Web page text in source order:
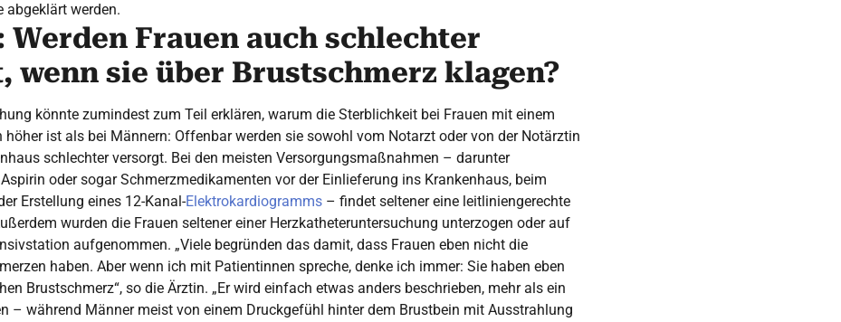
abgeklärt werden.
Werden Frauen auch schlechter
wenn sie über Brustschmerz klagen?
könnte zumindest zum Teil erklären, warum die Sterblichkeit bei Frauen mit einem
ist als bei Männern: Offenbar werden sie sowohl vom Notarzt oder von der Notärztin
schlechter versorgt. Bei den meisten Versorgungsmaßnahmen – darunter
oder sogar Schmerzmedikamenten vor der Einlieferung ins Krankenhaus, beim
Erstellung eines 12-Kanal-Elektrokardiogramms – findet seltener eine leitliniengerechte
wurden die Frauen seltener einer Herzkatheteruntersuchung unterzogen oder auf
aufgenommen. „Viele begründen das damit, dass Frauen eben nicht die
haben. Aber wenn ich mit Patientinnen spreche, denke ich immer: Sie haben eben
Brustschmerz“, so die Ärztin. „Er wird einfach etwas anders beschrieben, mehr als ein
– während Männer meist von einem Druckgefühl hinter dem Brustbein mit Ausstrahlung